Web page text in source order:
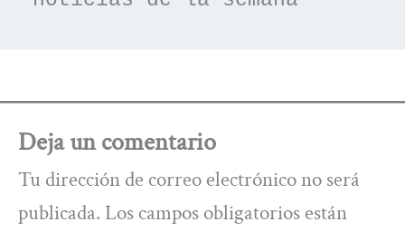
Deja un comentario
Tu dirección de correo electrónico no será
publicada. Los campos obligatorios están